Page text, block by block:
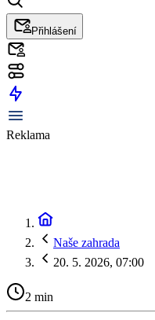
Přihlášení
Reklama
Naše zahrada
20. 5. 2026, 07:00
2 min